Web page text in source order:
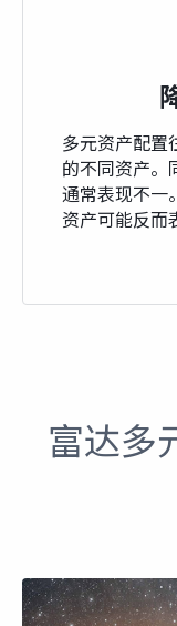
多元资产配置
的不同资产。
通常表现不一
资产可能反而
富达多